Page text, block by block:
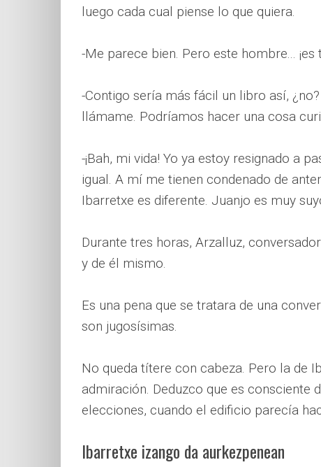
luego cada cual piense lo que quiera.
-Me parece bien. Pero este hombre... ¡es
-Contigo sería más fácil un libro así,
llámame. Podríamos hacer una cosa
-¡Bah, mi vida! Yo ya estoy resignado a
igual. A mí me tienen condenado de
Ibarretxe es diferente. Juanjo es muy
Durante tres horas, Arzalluz,
y de él mismo.
Es una pena que se tratara de una
son jugosísimas.
No queda títere con cabeza. Pero la de
admiración. Deduzco que es consciente
elecciones, cuando el edificio parecía
Ibarretxe izango da aurkezpenean